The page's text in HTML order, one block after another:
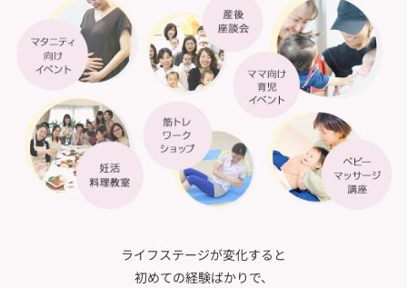
ライフステージが変化すると
初めての経験ばかりで、